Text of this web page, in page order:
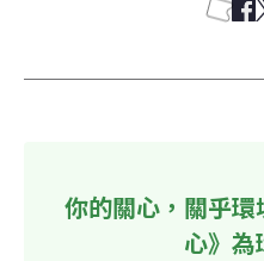
你的關心，關乎
心》為